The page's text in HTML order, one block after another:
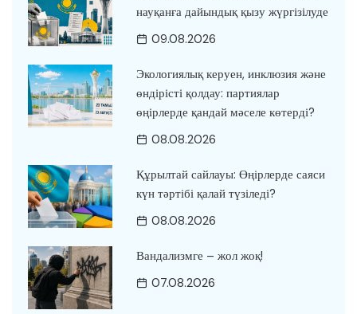
науқанға дайындық қызу жүргізілуде
09.08.2026
Экологиялық керуен, инклюзия және
өндірісті қолдау: партиялар
өңірлерде қандай мәселе көтерді?
08.08.2026
Құрылтай сайлауы: Өңірлерде саяси
күн тәртібі қалай түзіледі?
08.08.2026
Вандализмге – жол жоқ!
07.08.2026